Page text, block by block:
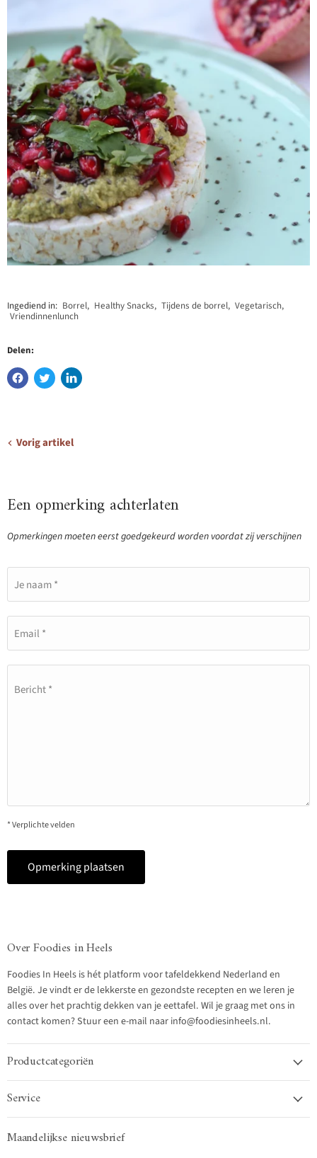
Ingediend in: Borrel, Healthy Snacks, Tijdens de borrel, Vegetarisch,
Vriendinnenlunch
Delen:
Vorig artikel
Een opmerking achterlaten
Opmerkingen moeten eerst goedgekeurd worden voordat zij verschijnen
Je naam *
Email *
Bericht *
* Verplichte velden
Opmerking plaatsen
Over Foodies in Heels
Foodies In Heels is hét platform voor tafeldekkend Nederland en
België. Je vindt er de lekkerste en gezondste recepten en we leren je
alles over het prachtig dekken van je eettafel. Wil je graag met ons in
contact komen? Stuur een e-mail naar info@foodiesinheels.nl.
Productcategoriën
Service
Maandelijkse nieuwsbrief